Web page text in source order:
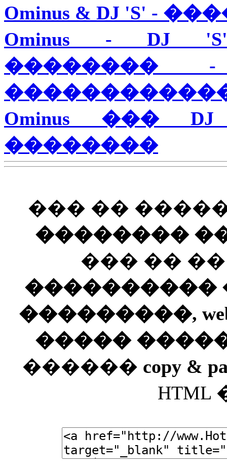
Ominus & DJ 'S' -
Ominus - DJ
Ominus ���
��������
��� ��
��������
��� ��
����������
���������,
�����
������ copy &